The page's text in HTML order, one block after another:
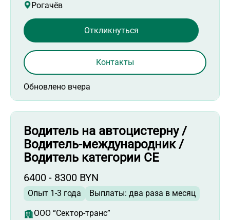
Рогачёв
Обновлено вчера
Откликнуться
Контакты
Водитель на автоцистерну /
Водитель-международник /
Водитель категории СЕ
6400 - 8300 BYN
Опыт 1-3 года Выплаты: два раза в месяц
ООО “Сектор-транс”